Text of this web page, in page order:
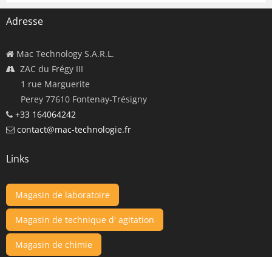
Adresse
Mac Technology S.A.R.L.
ZAC du Frégy III
1 rue Marguerite
Perey 77610 Fontenay-Trésigny
+33 164064242
contact@mac-technologie.fr
Links
Magasin de laboratoire
Magasin de technique d' agitation
Magasin de chimie